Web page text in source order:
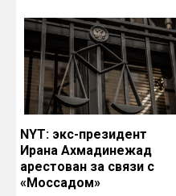
NYT: экс-президент
Ирана Ахмадинежад
арестован за связи с
«Моссадом»